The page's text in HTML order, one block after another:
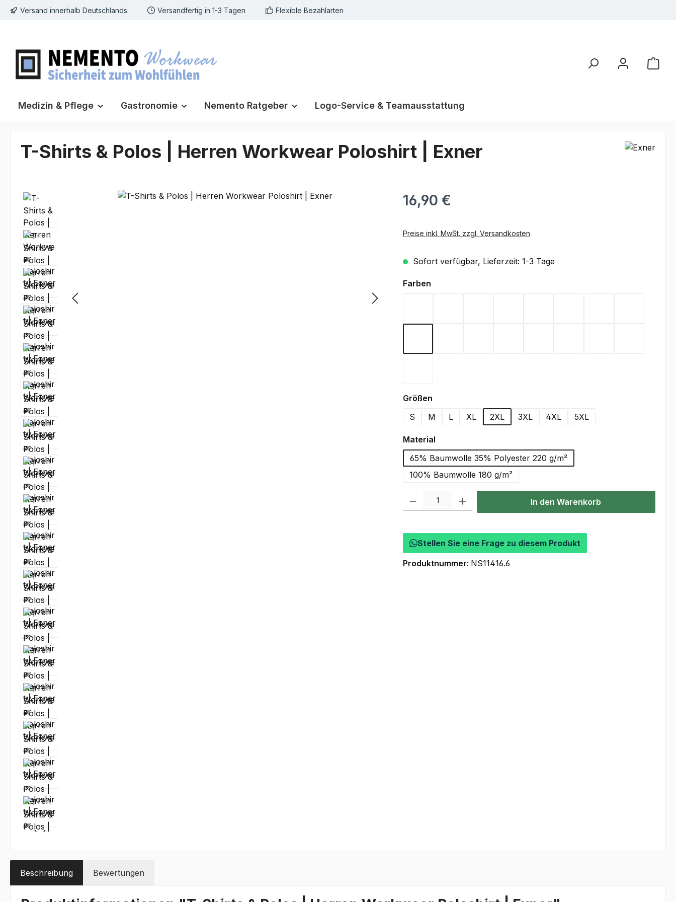
Hauptinhalt springen
Zur Suche springen
Zur Hauptnavigation springen
Versand innerhalb Deutschlands Versandfertig in 1-3 Tagen Flexible Bezahlarten
Medizin & Pflege Gastronomie Nemento Ratgeber Logo-Service & Teamausstattung
T-Shirts & Polos | Herren Workwear Poloshirt | Exner
Bildergalerie überspringen 16,90 €
Preise inkl. MwSt. zzgl. Versandkosten
Sofort verfügbar, Lieferzeit: 1-3 Tage
Farbenauswählen
Größenauswählen
S
M L XL 2XL 3XL 4XL 5XL
Materialauswählen
65% Baumwolle 35% Polyester 220 g/m²
100% Baumwolle 180 g/m²
Produkt Anzahl: Gib den gewünschten Wert ein oder benutze die Schaltflächen
In den Warenkorb
Stellen Sie eine Frage zu diesem Produkt
Produktnummer: NS11416.6
Beschreibung Bewertungen